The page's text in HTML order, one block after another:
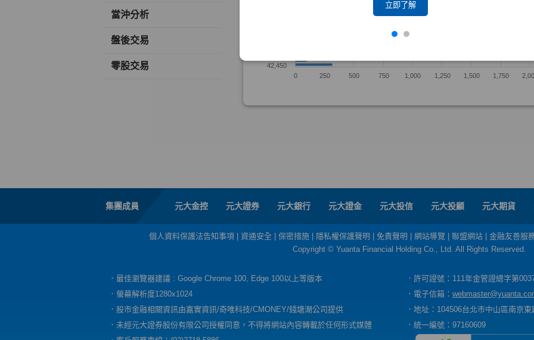
立即了解
當沖分析
盤後交易
零股交易
集團成員 元大金控 元大證券 元大銀行 元大證金 元大投信 元大投顧 元大期貨
個人資料保護法告知事項 資通安全 保密措施 隱私權保護聲明 免責聲明 網站導覽 聯盟網站
金融友善服
Copyright © Yuanta Financial Holding Co., Ltd. All Rights Reserved.
．最佳瀏覽器建議 : Google Chrome 100, Edge 100以上等版本
．許可證號：111年金管證總字第
．螢幕解析度1280x1024
．電子信箱：
．股市金融相關資訊由嘉實資訊/奇唯科技/CMONEY/錢塘潮公司提供
．地址：104506台北市中山區南京
．未經元大證券股份有限公司授權同意，不得將網站內容轉載於任何形式媒體
．統一編號：97160609